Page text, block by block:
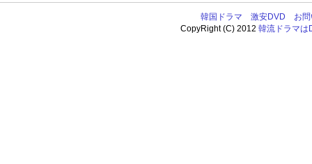
韓国ドラマ 激安DVD
お
CopyRight (C) 2012韓流ドラマは